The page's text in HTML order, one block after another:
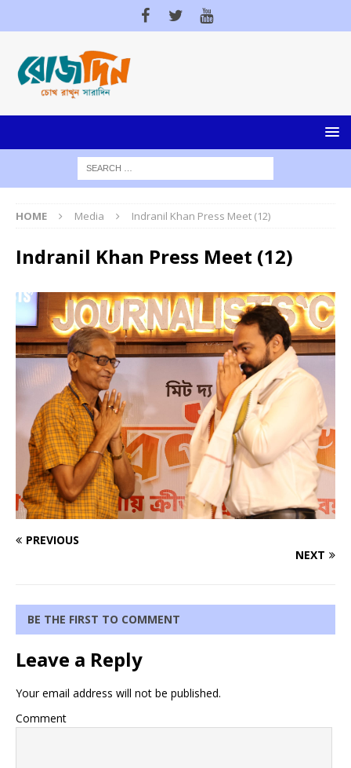
HOME Media Indranil Khan Press Meet (12)
Indranil Khan Press Meet (12)
PREVIOUS
NEXT
BE THE FIRST TO COMMENT
Leave a Reply
Your email address will not be published.
Comment